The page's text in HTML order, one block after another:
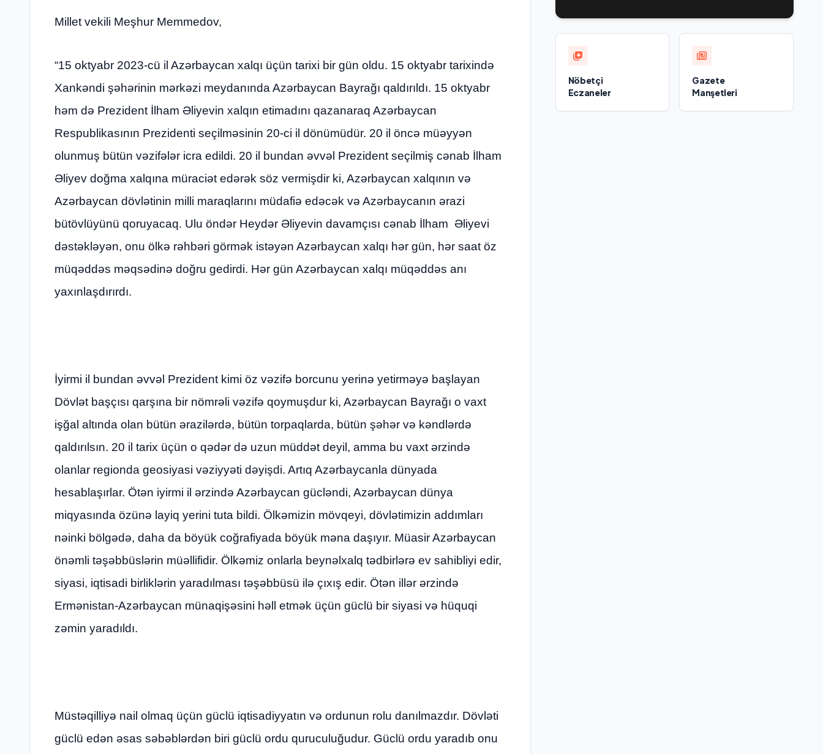
Millet vekili Meşhur Memmedov,
“15 oktyabr 2023-cü il Azərbaycan xalqı üçün tarixi bir gün oldu. 15 oktyabr tarixində
Xankəndi şəhərinin mərkəzi meydanında Azərbaycan Bayrağı qaldırıldı. 15 oktyabr
həm də Prezident İlham Əliyevin xalqın etimadını qazanaraq Azərbaycan
Respublikasının Prezidenti seçilməsinin 20-ci il dönümüdür. 20 il öncə müəyyən
olunmuş bütün vəzifələr icra edildi. 20 il bundan əvvəl Prezident seçilmiş cənab İlham
Əliyev doğma xalqına müraciət edərək söz vermişdir ki, Azərbaycan xalqının və
Azərbaycan dövlətinin milli maraqlarını müdafiə edəcək və Azərbaycanın ərazi
bütövlüyünü qoruyacaq. Ulu öndər Heydər Əliyevin davamçısı cənab İlham Əliyevi
dəstəkləyən, onu ölkə rəhbəri görmək istəyən Azərbaycan xalqı hər gün, hər saat öz
müqəddəs məqsədinə doğru gedirdi. Hər gün Azərbaycan xalqı müqəddəs anı
yaxınlaşdırırdı.
İyirmi il bundan əvvəl Prezident kimi öz vəzifə borcunu yerinə yetirməyə başlayan
Dövlət başçısı qarşına bir nömrəli vəzifə qoymuşdur ki, Azərbaycan Bayrağı o vaxt
işğal altında olan bütün ərazilərdə, bütün torpaqlarda, bütün şəhər və kəndlərdə
qaldırılsın. 20 il tarix üçün o qədər də uzun müddət deyil, amma bu vaxt ərzində
olanlar regionda geosiyasi vəziyyəti dəyişdi. Artıq Azərbaycanla dünyada
hesablaşırlar. Ötən iyirmi il ərzində Azərbaycan gücləndi, Azərbaycan dünya
miqyasında özünə layiq yerini tuta bildi. Ölkəmizin mövqeyi, dövlətimizin addımları
nəinki bölgədə, daha da böyük coğrafiyada böyük məna daşıyır. Müasir Azərbaycan
önəmli təşəbbüslərin müəllifidir. Ölkəmiz onlarla beynəlxalq tədbirlərə ev sahibliyi edir,
siyasi, iqtisadi birliklərin yaradılması təşəbbüsü ilə çıxış edir. Ötən illər ərzində
Ermənistan-Azərbaycan münaqişəsini həll etmək üçün güclü bir siyasi və hüquqi
zəmin yaradıldı.
Müstəqilliyə nail olmaq üçün güclü iqtisadiyyatın və ordunun rolu danılmazdır. Dövləti
güclü edən əsas səbəblərdən biri güclü ordu quruculuğudur. Güclü ordu yaradıb onu
Nöbetçi
Eczaneler
Gazete
Manşetleri